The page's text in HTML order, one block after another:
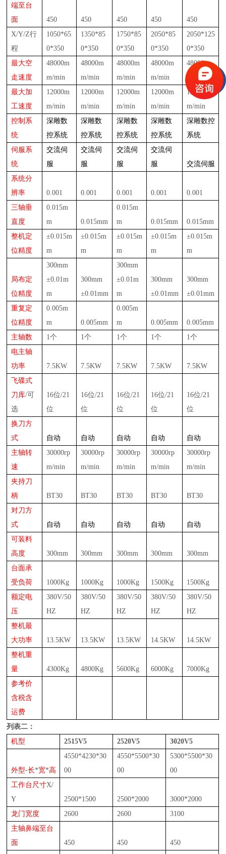
端至台
面
450 450 450 450
450
X/Y/Z行
程
1050*65
0*350
1350*85
0*350
1750*85
0*350
2050*85
0*350
2050*125
0*350
最大空
走速度
48000m
m/min
48000m
m/min
48000m
m/min
48000m
m/min
48000m
m/min
最大加
工速度
12000m
m/min
12000m
m/min
12000m
m/min
12000m
m/min
12000m
m/min
控制系
统
深雕数
控系统
深雕数
控系统
深雕数
控系统
深雕数
控系统
深雕数控
系统
伺服系
统
交流伺
服
交流伺
服
交流伺
服
交流伺
服
交流伺服
系统分
辨率
0.001 0.001 0.001 0.001
0.001
三轴垂
直度
0.015m
m
0.015mm
0.015m
m
0.015mm
0.015mm
整机定
位精度
±0.015m
m
±0.015m
m
±0.015m
m
±0.015m
m
±0.015m
m
局布定
位精度
300mm
±0.01m
m
300mm
±0.01mm
300mm
±0.01m
m
300mm
±0.01mm
300mm
±0.01mm
重复定
位精度
0.005m
m
0.005mm
0.005m
m
0.005mm 0.005mm
主轴数
1个 1个 1个 1个
1个
电主轴
功率
7.5KW 7.5KW 7.5KW 7.5KW 7.5KW
飞碟式
刀库/可
选
16位/21
位
16位/21
位
16位/21
位
16位/21
位
16位/21
位
换刀方
式
自动 自动 自动 自动
自动
主轴转
速
30000rp
m/min
30000rp
m/min
30000rp
m/min
30000rp
m/min
30000rp
m/min
夹持刀
柄
BT30 BT30 BT30 BT30
BT30
对刀方
式
自动 自动 自动 自动
自动
可装料
高度
300mm 300mm 300mm 300mm 300mm
台面承
受负荷
1000Kg 1000Kg 1000Kg 1500Kg 1500Kg
额定电
压
380V/50
HZ
380V/50
HZ
380V/50
HZ
380V/50
HZ
380V/50
HZ
整机最
大功率
13.5KW 13.5KW 13.5KW 14.5KW 14.5KW
整机重
量
4300Kg 4800Kg 5600Kg 6000Kg 7000Kg
参考价
含税含
运费
列表二：
机型
2515V5 2520V5 3020V5
外型-长*宽*高
4550*4230*30
00
4550*5500*30
00
5300*5500*30
00
工作台尺寸X/
Y
2500*1500 2500*2000
3000*2000
龙门宽度
2600 2600
3100
主轴鼻端至台
面
450 450 450